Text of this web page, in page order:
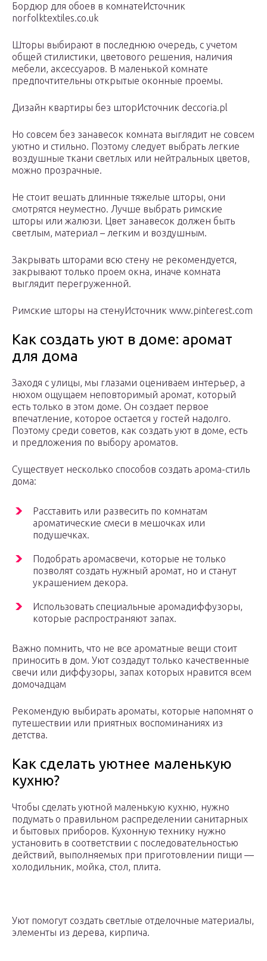
Бордюр для обоев в комнатеИсточник
norfolktextiles.co.uk
Шторы выбирают в последнюю очередь, с учетом
общей стилистики, цветового решения, наличия
мебели, аксессуаров. В маленькой комнате
предпочтительны открытые оконные проемы.
Дизайн квартиры без шторИсточник deccoria.pl
Но совсем без занавесок комната выглядит не совсем
уютно и стильно. Поэтому следует выбрать легкие
воздушные ткани светлых или нейтральных цветов,
можно прозрачные.
Не стоит вешать длинные тяжелые шторы, они
смотрятся неуместно. Лучше выбрать римские
шторы или жалюзи. Цвет занавесок должен быть
светлым, материал – легким и воздушным.
Закрывать шторами всю стену не рекомендуется,
закрывают только проем окна, иначе комната
выглядит перегруженной.
Римские шторы на стенуИсточник www.pinterest.com
Как создать уют в доме: аромат
для дома
Заходя с улицы, мы глазами оцениваем интерьер, а
нюхом ощущаем неповторимый аромат, который
есть только в этом доме. Он создает первое
впечатление, которое остается у гостей надолго.
Поэтому среди советов, как создать уют в доме, есть
и предложения по выбору ароматов.
Существует несколько способов создать арома-стиль
дома:
Расставить или развесить по комнатам
ароматические смеси в мешочках или
подушечках.
Подобрать аромасвечи, которые не только
позволят создать нужный аромат, но и станут
украшением декора.
Использовать специальные аромадиффузоры,
которые распространяют запах.
Важно помнить, что не все ароматные вещи стоит
приносить в дом. Уют создадут только качественные
свечи или диффузоры, запах которых нравится всем
домочадцам
Рекомендую выбирать ароматы, которые напомнят о
путешествии или приятных воспоминаниях из
детства.
Как сделать уютнее маленькую
кухню?
Чтобы сделать уютной маленькую кухню, нужно
подумать о правильном распределении санитарных
и бытовых приборов. Кухонную технику нужно
установить ​​в соответствии с последовательностью
действий, выполняемых при приготовлении пищи —
холодильник, мойка, стол, плита.
Уют помогут создать светлые отделочные материалы,
элементы из дерева, кирпича.